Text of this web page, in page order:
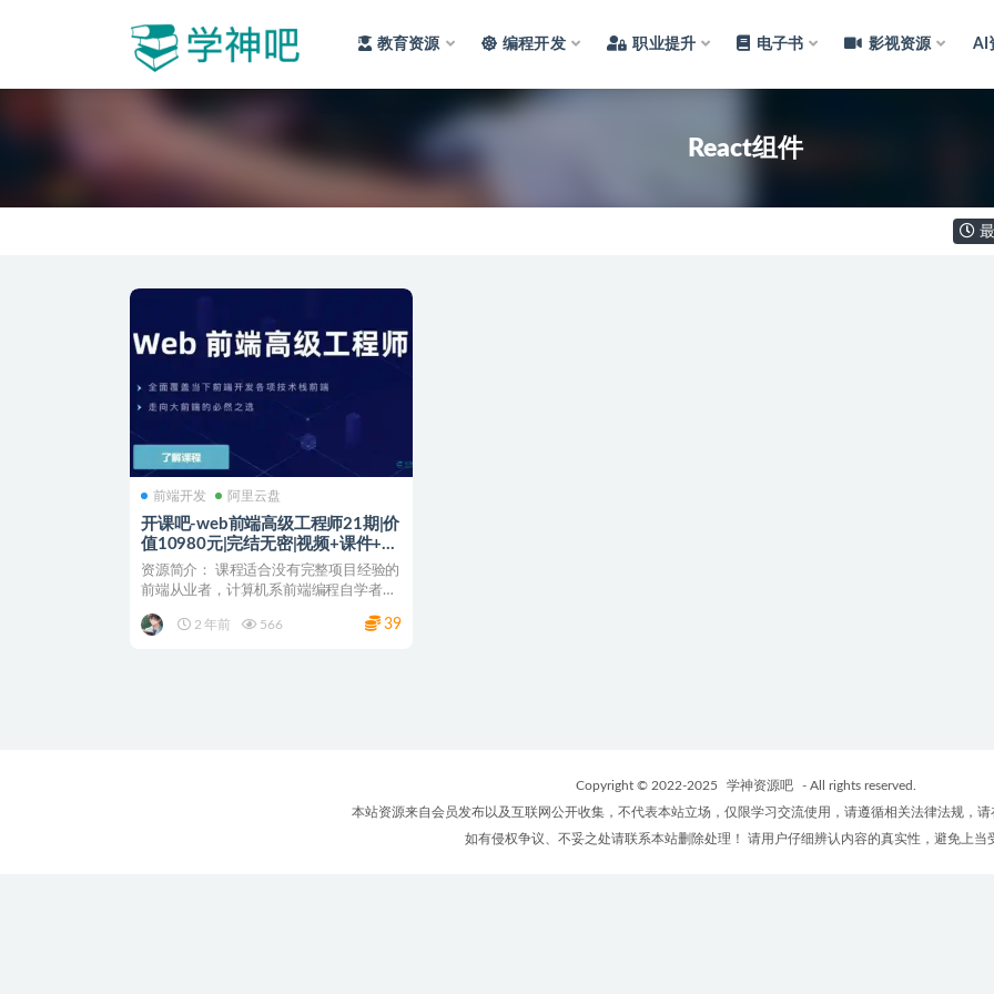
教育资源 编程开发 职业提升 电子书 影视资源 AI
React组件
前端开发 阿里云盘
开课吧-web前端高级工程师21期|价
值10980元|完结无密|视频+课件+源
代码
资源简介： 课程适合没有完整项目经验的
前端从业者，计算机系前端编程自学者，
2 年前
566 39
Copyright © 2022-2025 学神资源吧
- All rights reserved.
本站资源来自会员发布以及互联网公开收集，不代表本站立场，仅限学习交流使用，请遵循相关法律法规，请
如有侵权争议、不妥之处请联系本站删除处理！ 请用户仔细辨认内容的真实性，避免上当